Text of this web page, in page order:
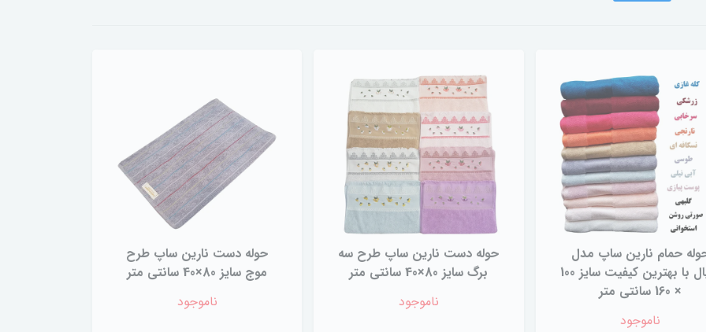
حمام نارین ساپ مدل
رویال با بهترین کیفیت سایز 100
× 160 سانتی متر
ناموجود
حوله دست نارین ساپ طرح سه
برگ سایز 80×40 سانتی متر
ناموجود
حوله دست نارین ساپ طرح
موج سایز 80×40 سانتی متر
ناموجود